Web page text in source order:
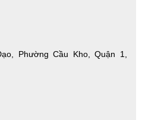
Phường Cầu Kho, Quận 1,